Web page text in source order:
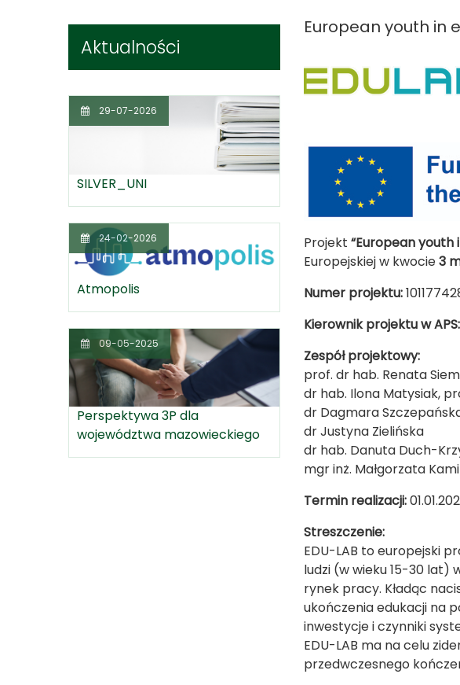
Aktualności
29-07-2026
SILVER_UNI
24-02-2026
Atmopolis
09-05-2025
Perspektywa 3P dla
województwa mazowieckiego
European youth in
Projekt “European
Europejskiej w kwocie3
Numer projektu:
Kierownik projektu w APS:
Zespół projektowy:
prof. dr hab. Renata
dr hab. Ilona Matysiak,
dr Dagmara
dr Justyna Zielińska
dr hab. Danuta Duch-
mgr inż. Małgorzata
Termin realizacji:
Streszczenie:
EDU-LAB to europejski
ludzi (w wieku 15-30 lat)
rynek pracy. Kładąc
ukończenia edukacji na
inwestycje i czynniki
EDU-LAB ma na celu
przedwczesnego